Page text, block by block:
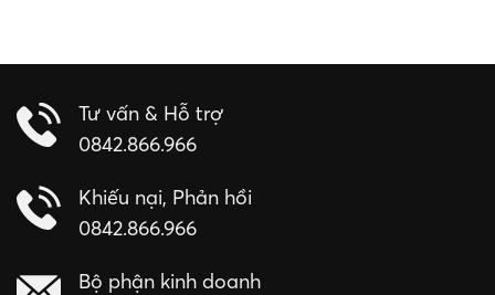
Tư vấn & Hỗ trợ
0842.866.966
Khiếu nại, Phản hồi
0842.866.966
Bộ phận kinh doanh